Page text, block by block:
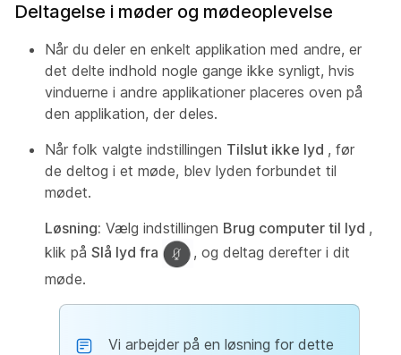
Deltagelse i møder og mødeoplevelse
Når du deler en enkelt applikation med andre, er
det delte indhold nogle gange ikke synligt, hvis
vinduerne i andre applikationer placeres oven på
den applikation, der deles.
Når folk valgte indstillingen Tilslut ikke lyd , før
de deltog i et møde, blev lyden forbundet til
mødet.
Løsning: Vælg indstillingen Brug computer til lyd ,
klik på Slå lyd fra
, og deltag derefter i dit
møde.
Vi arbejder på en løsning for dette